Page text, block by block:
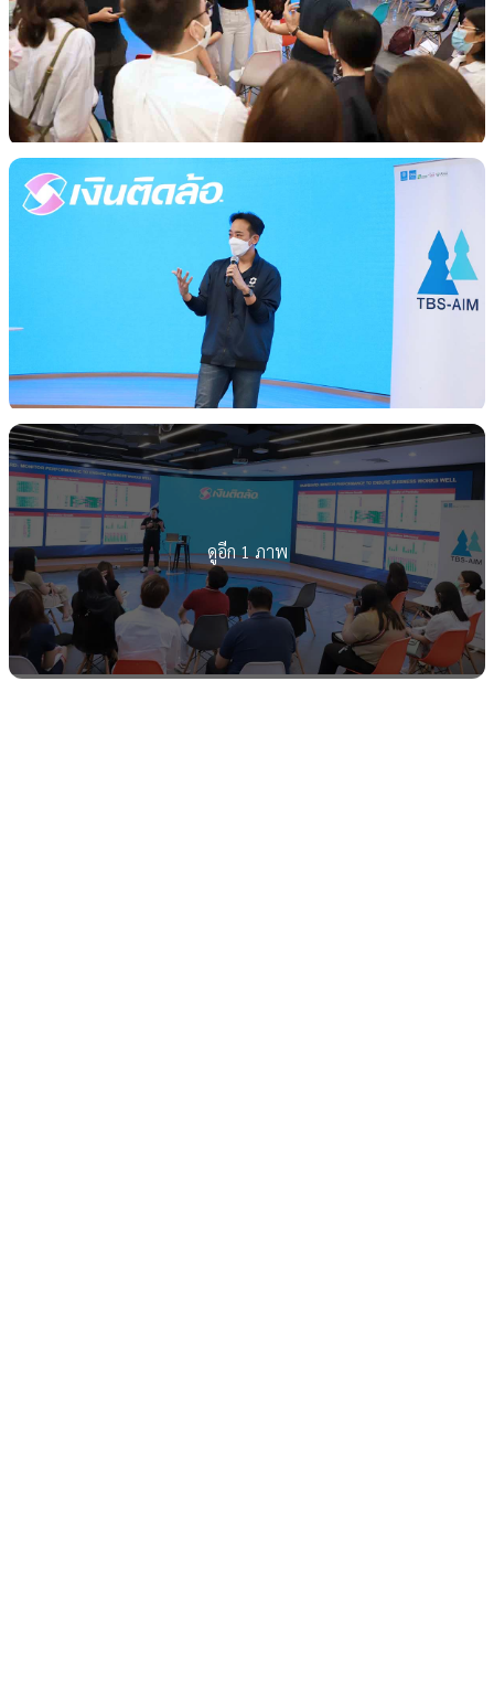
ดูอีก 1 ภาพ